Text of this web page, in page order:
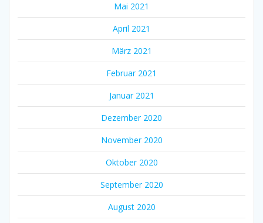
Mai 2021
April 2021
März 2021
Februar 2021
Januar 2021
Dezember 2020
November 2020
Oktober 2020
September 2020
August 2020